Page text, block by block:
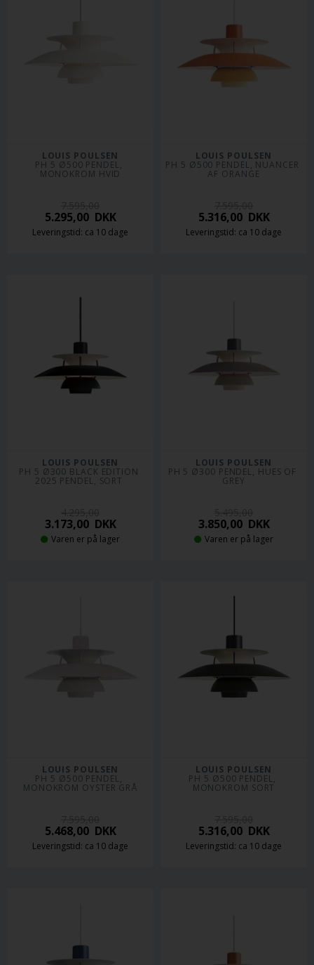
LOUIS POULSEN
PH 5 Ø500 PENDEL,
MONOKROM HVID
5.295,00DKK
Leveringstid: ca 10 dage
LOUIS POULSEN
PH 5 Ø500 PENDEL, NUANCER
AF ORANGE
5.316,00DKK
Leveringstid: ca 10 dage
LOUIS POULSEN
PH 5 Ø300 BLACK EDITION
2025 PENDEL, SORT
3.173,00DKK
Varen er på lager
LOUIS POULSEN
PH 5 Ø300 PENDEL, HUES OF
GREY
3.850,00DKK
Varen er på lager
LOUIS POULSEN
PH 5 Ø500 PENDEL,
MONOKROM OYSTER GRÅ
5.468,00DKK
Leveringstid: ca 10 dage
LOUIS POULSEN
PH 5 Ø500 PENDEL,
MONOKROM SORT
5.316,00DKK
Leveringstid: ca 10 dage